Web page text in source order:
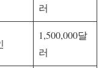
러
1,500,000달
러